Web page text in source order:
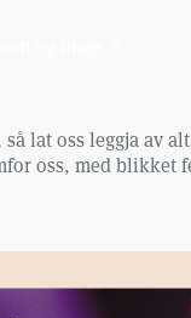
lat oss leggja av
oss, med blikket